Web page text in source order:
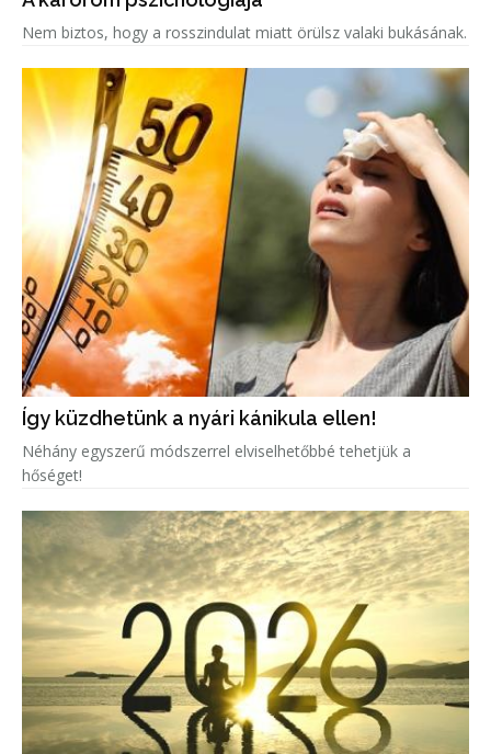
Nem biztos, hogy a rosszindulat miatt örülsz valaki bukásának.
Így küzdhetünk a nyári kánikula ellen!
Néhány egyszerű módszerrel elviselhetőbbé tehetjük a
hőséget!